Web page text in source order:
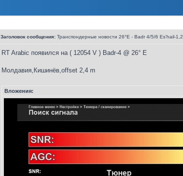
Заголовок сообщения: Транспондерные новости 26°E - Badr 4/5/6 Es'hail-1,2
RT Arabic появился на ( 12054 V ) Badr-4 @ 26° E
Молдавия,Кишинёв,offset 2,4 m
Вложения: